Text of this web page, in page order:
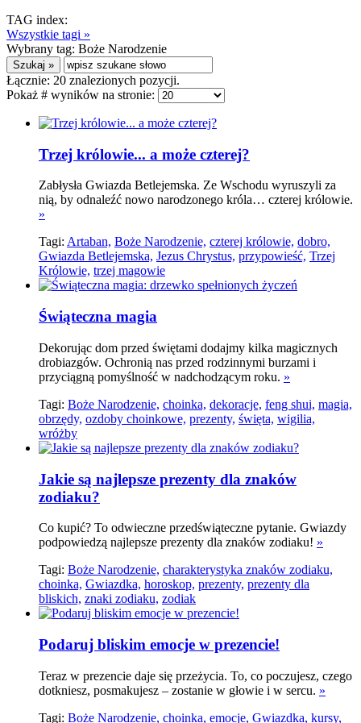
TAG index:
Wszystkie tagi »
Wybrany tag: Boże Narodzenie
Łącznie: 20 znalezionych pozycji.
Pokaż # wyników na stronie:
Trzej królowie... a może czterej?
Zabłysła Gwiazda Betlejemska. Ze Wschodu wyruszyli za
nią, by odnaleźć nowo narodzonego króla… czterej królowie.
»
Tagi: Artaban, Boże Narodzenie, czterej królowie, dobro,
Gwiazda Betlejemska, Jezus Chrystus, przypowieść, Trzej
Królowie, trzej magowie
Świąteczna magia
Dekorując dom przed świętami dodajmy kilka magicznych
drobiazgów. Ochronią nas przed rodzinnymi burzami i
przyciągną pomyślność w nadchodzącym roku. »
Tagi: Boże Narodzenie, choinka, dekoracje, feng shui, magia,
obrzędy, ozdoby choinkowe, prezenty, święta, wigilia,
wróżby
Jakie są najlepsze prezenty dla znaków
zodiaku?
Co kupić? To odwieczne przedświąteczne pytanie. Gwiazdy
podpowiedzą najlepsze prezenty dla znaków zodiaku! »
Tagi: Boże Narodzenie, charakterystyka znaków zodiaku,
choinka, Gwiazdka, horoskop, prezenty, prezenty dla
bliskich, znaki zodiaku, zodiak
Podaruj bliskim emocje w prezencie!
Teraz w prezencie daje się przeżycia. To, co poczujesz, czego
dotkniesz, posmakujesz – zostanie w głowie i w sercu. »
Tagi: Boże Narodzenie, choinka, emocje, Gwiazdka, kursy,